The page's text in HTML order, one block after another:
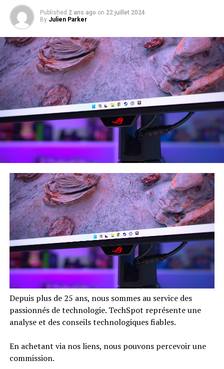
Published 2 ans ago on 22 juillet 2024
By Julien Parker
Depuis plus de 25 ans, nous sommes au service des
passionnés de technologie. TechSpot représente une
analyse et des conseils technologiques fiables.
En achetant via nos liens, nous pouvons percevoir une
commission.